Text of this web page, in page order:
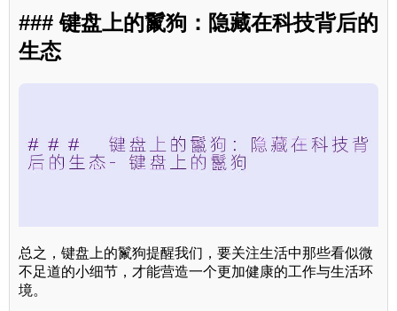
### 键盘上的鬣狗：隐藏在科技背后的
生态
总之，键盘上的鬣狗提醒我们，要关注生活中那些看似微
不足道的小细节，才能营造一个更加健康的工作与生活环
境。